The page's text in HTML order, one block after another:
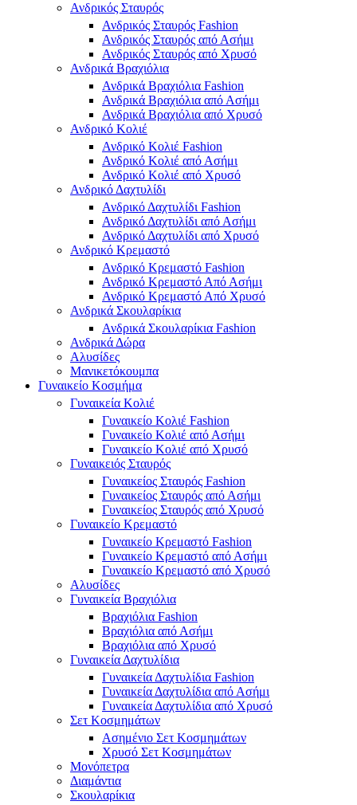
Ανδρικός Σταυρός
Ανδρικός Σταυρός Fashion
Ανδρικός Σταυρός από Ασήμι
Ανδρικός Σταυρός από Χρυσό
Ανδρικά Βραχιόλια
Ανδρικά Βραχιόλια Fashion
Ανδρικά Βραχιόλια από Ασήμι
Ανδρικά Βραχιόλια από Χρυσό
Ανδρικό Κολιέ
Ανδρικό Κολιέ Fashion
Ανδρικό Κολιέ από Ασήμι
Ανδρικό Κολιέ από Χρυσό
Ανδρικό Δαχτυλίδι
Ανδρικό Δαχτυλίδι Fashion
Ανδρικό Δαχτυλίδι από Ασήμι
Ανδρικό Δαχτυλίδι από Χρυσό
Ανδρικό Κρεμαστό
Ανδρικό Κρεμαστό Fashion
Ανδρικό Κρεμαστό Από Ασήμι
Ανδρικό Κρεμαστό Από Χρυσό
Ανδρικά Σκουλαρίκια
Ανδρικά Σκουλαρίκια Fashion
Ανδρικά Δώρα
Αλυσίδες
Μανικετόκουμπα
Γυναικείο Κοσμήμα
Γυναικεία Κολιέ
Γυναικείο Κολιέ Fashion
Γυναικείο Κολιέ από Ασήμι
Γυναικείο Κολιέ από Χρυσό
Γυναικειός Σταυρός
Γυναικείος Σταυρός Fashion
Γυναικείος Σταυρός από Ασήμι
Γυναικείος Σταυρός από Χρυσό
Γυναικείο Κρεμαστό
Γυναικείο Κρεμαστό Fashion
Γυναικείο Κρεμαστό από Ασήμι
Γυναικείο Κρεμαστό από Χρυσό
Αλυσίδες
Γυναικεία Βραχιόλια
Βραχιόλια Fashion
Βραχιόλια από Ασήμι
Βραχιόλια από Χρυσό
Γυναικεία Δαχτυλίδια
Γυναικεία Δαχτυλίδια Fashion
Γυναικεία Δαχτυλίδια από Ασήμι
Γυναικεία Δαχτυλίδια από Χρυσό
Σετ Κοσμημάτων
Ασημένιο Σετ Κοσμημάτων
Χρυσό Σετ Κοσμημάτων
Μονόπετρα
Διαμάντια
Σκουλαρίκια